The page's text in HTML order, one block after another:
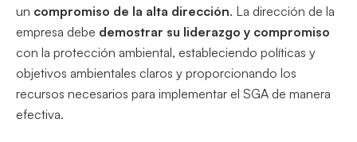
un compromiso de la alta dirección. La dirección de la
empresa debe demostrar su liderazgo y compromiso
con la protección ambiental, estableciendo políticas y
objetivos ambientales claros y proporcionando los
recursos necesarios para implementar el SGA de manera
efectiva.